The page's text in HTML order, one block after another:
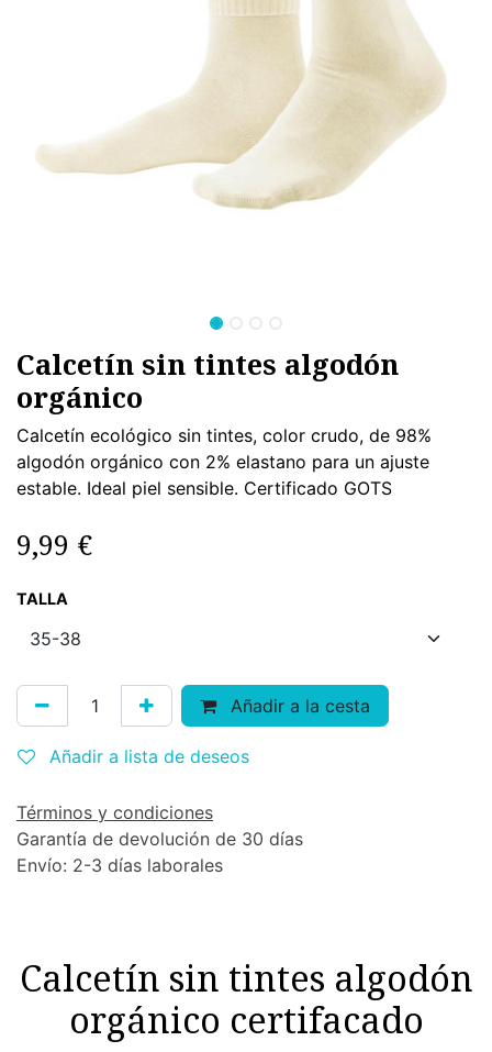
Calcetín sin tintes algodón
orgánico
Calcetín ecológico sin tintes, color crudo, de 98%
algodón orgánico con 2% elastano para un ajuste
estable. Ideal piel sensible. Certificado GOTS
9,99 €
TALLA
Añadir a la cesta
Añadir a lista de deseos
Términos y condiciones
Garantía de devolución de 30 días
Envío: 2-3 días laborales
Calcetín sin tintes algodón
orgánico certifacado